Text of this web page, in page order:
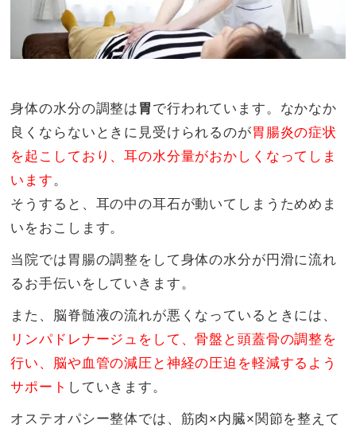
身体の水分の調整は 胃 で行われています。なかなか
良くならないときに見受けられるのが胃腸炎の症状
を起こしており、耳の水分量がおかしくなってしま
います。
そうすると、耳の中の耳石が動いてしまうためめま
いをおこします。
当院では胃腸の調整をして身体の水分が円滑に流れ
るお手伝いをしていきます。
また、脳脊髄液の流れが悪くなっているときには、
リンパドレナージュをして、骨盤と頭蓋骨の調整を
行い、脳や血管の減圧と神経の圧迫を軽減するよう
サポート していきます。
オステオパシー整体では、筋肉×内臓×関節を整えて